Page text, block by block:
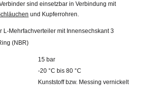
sind einsetzbar in Verbindung mit
und Kupferrohren.
L-Mehrfachverteiler mit Innensechskant 3
(NBR)
15 bar
-20 °C bis 80 °C
Kunststoff bzw. Messing vernickelt